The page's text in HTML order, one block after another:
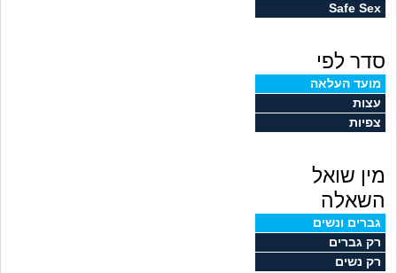
Safe Sex
סדר לפי
מועד העלאה
עצות
צפיות
מין שואל
השאלה
גברים ונשים
רק גברים
רק נשים